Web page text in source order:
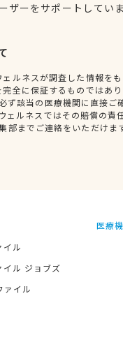
ザーをサポートしてい
ルネスが調査した情報を
全に保証するものではあ
ず該当の医療機関に直接ご
ェルネスではその賠償の責
部までご連絡をいただけま
イル
イル ジョブズ
ァイル
医療